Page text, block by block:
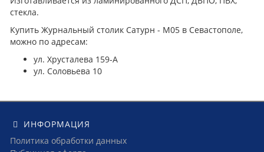
стекла.
Купить Журнальный столик Сатурн - М05 в Севастополе,
можно по адресам:
ул. Хрусталева 159-А
ул. Соловьева 10
ИНФОРМАЦИЯ
Политика обработки данных